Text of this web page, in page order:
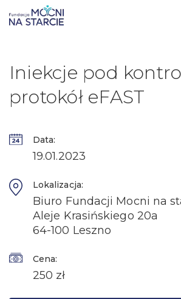
Iniekcje pod
protokół eFAST
Data:
19.01.2023
Lokalizacja:
Biuro Fundacji Mocni na
Aleje Krasińskiego 20a
64-100 Leszno
Cena:
250 zł